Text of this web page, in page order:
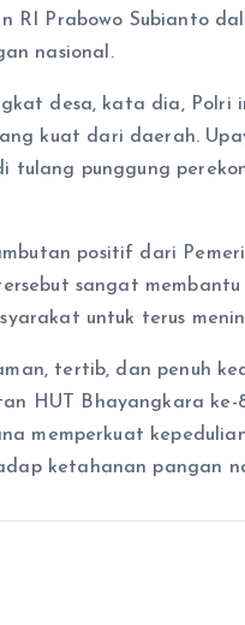
RI Prabowo Subianto
nasional.
desa, kata dia, Polri
kuat dari daerah.
tulang punggung
positif dari
sangat
untuk terus
tertib, dan penuh
HUT Bhayangkara
memperkuat
ketahanan pangan